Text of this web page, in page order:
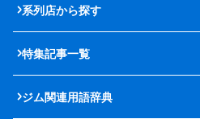
系列店から探す
特集記事一覧
ジム関連用語辞典